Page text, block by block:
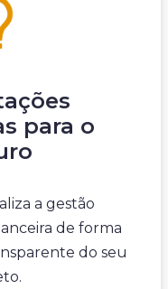
para o
a gestão
de forma
do seu